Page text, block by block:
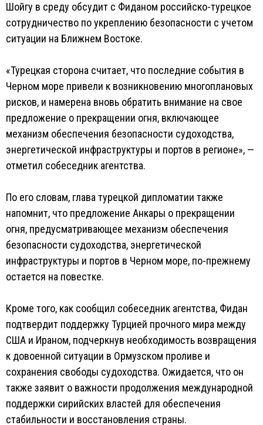
Шойгу в среду обсудит с Фиданом российско-турецкое
сотрудничество по укреплению безопасности с учетом
ситуации на Ближнем Востоке.
«Турецкая сторона считает, что последние события в
Черном море привели к возникновению многоплановых
рисков, и намерена вновь обратить внимание на свое
предложение о прекращении огня, включающее
механизм обеспечения безопасности судоходства,
энергетической инфраструктуры и портов в регионе», —
отметил собеседник агентства.
По его словам, глава турецкой дипломатии также
напомнит, что предложение Анкары о прекращении
огня, предусматривающее механизм обеспечения
безопасности судоходства, энергетической
инфраструктуры и портов в Черном море, по-прежнему
остается на повестке.
Кроме того, как сообщил собеседник агентства, Фидан
подтвердит поддержку Турцией прочного мира между
США и Ираном, подчеркнув необходимость возвращения
к довоенной ситуации в Ормузском проливе и
сохранения свободы судоходства. Ожидается, что он
также заявит о важности продолжения международной
поддержки сирийских властей для обеспечения
стабильности и восстановления страны.